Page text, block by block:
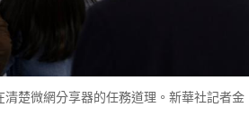
楚微網分享器的任務道理。新華社記者金